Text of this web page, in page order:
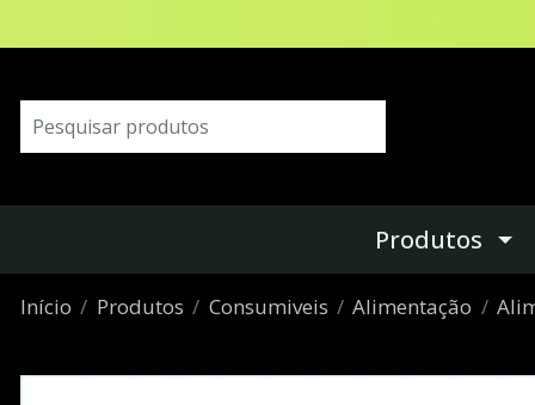
Produtos
Início Produtos Consumiveis Alimentação